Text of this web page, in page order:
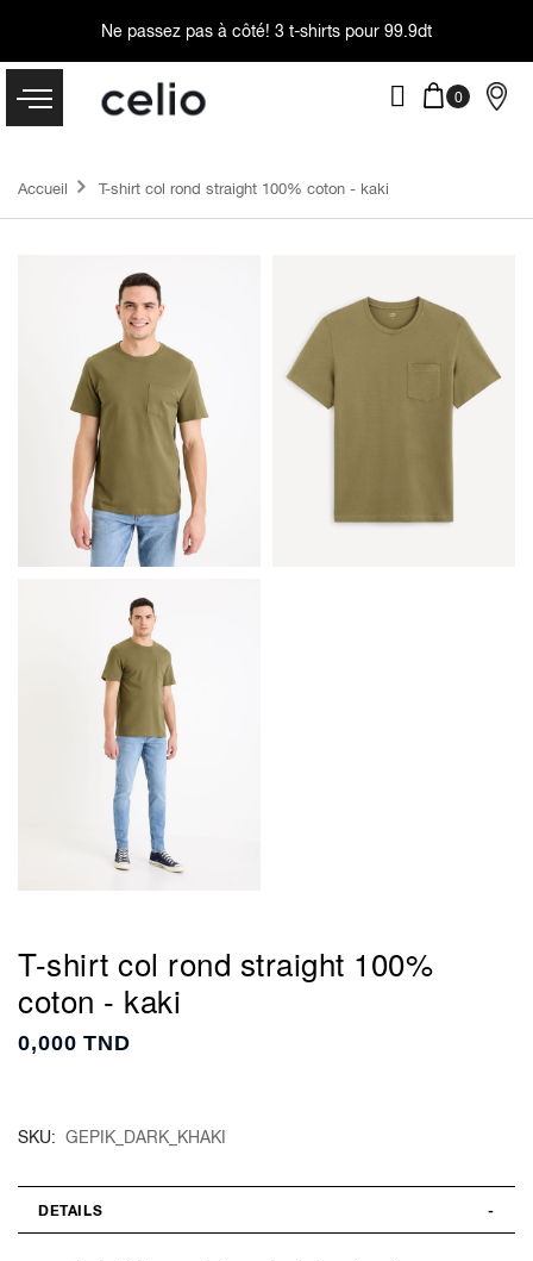
Ne passez pas à côté! 3 t-shirts pour 99.9dt
Accueil T-shirt col rond straight 100% coton - kaki
T-shirt col rond straight 100%
coton - kaki
0,000 TND
SKU GEPIK_DARK_KHAKI
DETAILS